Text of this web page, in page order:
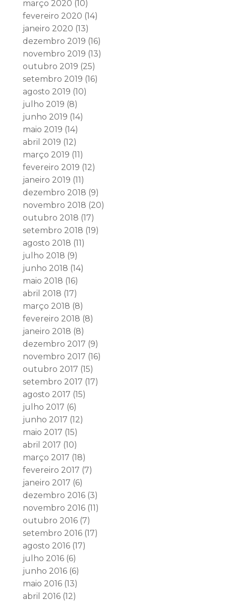
março 2020 (10)
fevereiro 2020 (14)
janeiro 2020 (13)
dezembro 2019 (16)
novembro 2019 (13)
outubro 2019 (25)
setembro 2019 (16)
agosto 2019 (10)
julho 2019 (8)
junho 2019 (14)
maio 2019 (14)
abril 2019 (12)
março 2019 (11)
fevereiro 2019 (12)
janeiro 2019 (11)
dezembro 2018 (9)
novembro 2018 (20)
outubro 2018 (17)
setembro 2018 (19)
agosto 2018 (11)
julho 2018 (9)
junho 2018 (14)
maio 2018 (16)
abril 2018 (17)
março 2018 (8)
fevereiro 2018 (8)
janeiro 2018 (8)
dezembro 2017 (9)
novembro 2017 (16)
outubro 2017 (15)
setembro 2017 (17)
agosto 2017 (15)
julho 2017 (6)
junho 2017 (12)
maio 2017 (15)
abril 2017 (10)
março 2017 (18)
fevereiro 2017 (7)
janeiro 2017 (6)
dezembro 2016(3)
novembro 2016(11)
outubro 2016(7)
setembro 2016(17)
agosto 2016(17)
julho 2016(6)
junho 2016(6)
maio 2016(13)
abril 2016(12)